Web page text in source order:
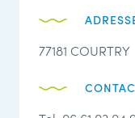
77181 COURTRY